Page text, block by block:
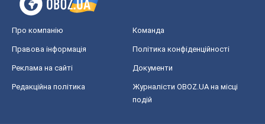
Про компанію Команда
Правова інформація Політика конфіденційності
Реклама на сайті Документи
Редакційна політика
Журналісти OBOZ.UA на місці
подій